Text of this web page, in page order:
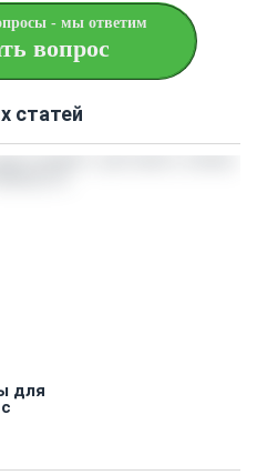
- мы ответим
вопрос
статей
для